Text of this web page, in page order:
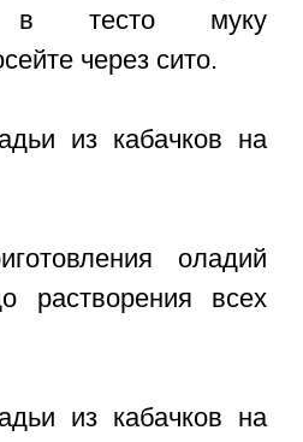
в тесто муку
через сито.
оладий
растворения всех